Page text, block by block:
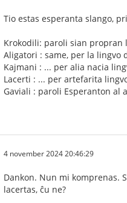
Tio estas esperanta slango,
Krokodili: paroli sian propran
Aligatori : same, per la lingvo
Kajmani : ... per alia nacia
Lacerti : ... per artefarita
Gaviali : paroli Esperanton al
4 november 2024 20:46:29
Dankon. Nun mi komprenas.
lacertas, ĉu ne?